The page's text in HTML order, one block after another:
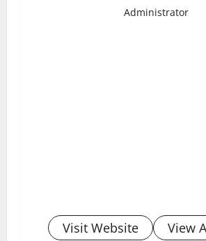
Administrator
Visit Website View